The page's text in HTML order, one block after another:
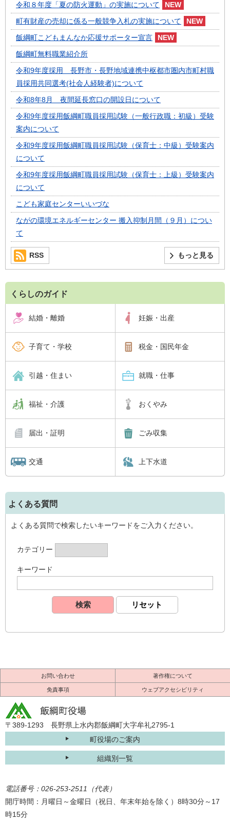
令和８年度「夏の防火運動」の実施について
町有財産の売却に係る一般競争入札の実施について
飯綱町こどもまんなか応援サポーター宣言
飯綱町無料職業紹介所
令和9年度採用 長野市・長野地域連携中枢都市圏内市町村職
員採用共同選考(社会人経験者)について
令和8年8月 夜間延長窓口の開設日について
令和9年度採用飯綱町職員採用試験（一般行政職：初級）受験
案内について
令和9年度採用飯綱町職員採用試験（保育士：中級）受験案内
について
令和9年度採用飯綱町職員採用試験（保育士：上級）受験案内
について
こども家庭センターいいづな
ながの環境エネルギーセンター 搬入抑制月間（９月）につい
て
もっと見る
RSS
くらしのガイド
結婚・離婚 妊娠・出産
子育て・学校 税金・国民年金
引越・住まい 就職・仕事
福祉・介護 おくやみ
届出・証明 ごみ収集
交通 上下水道
よくある質問
よくある質問で検索したいキーワードをご入力ください。
カテゴリー
キーワード
お問い合わせ 著作権について
免責事項 ウェブアクセシビリティ
〒389-1293 長野県上水内郡飯綱町大字牟礼2795-1
町役場のご案内
組織別一覧
電話番号：026-253-2511（代表）
開庁時間：月曜日～金曜日（祝日、年末年始を除く）8時30分～17
時15分